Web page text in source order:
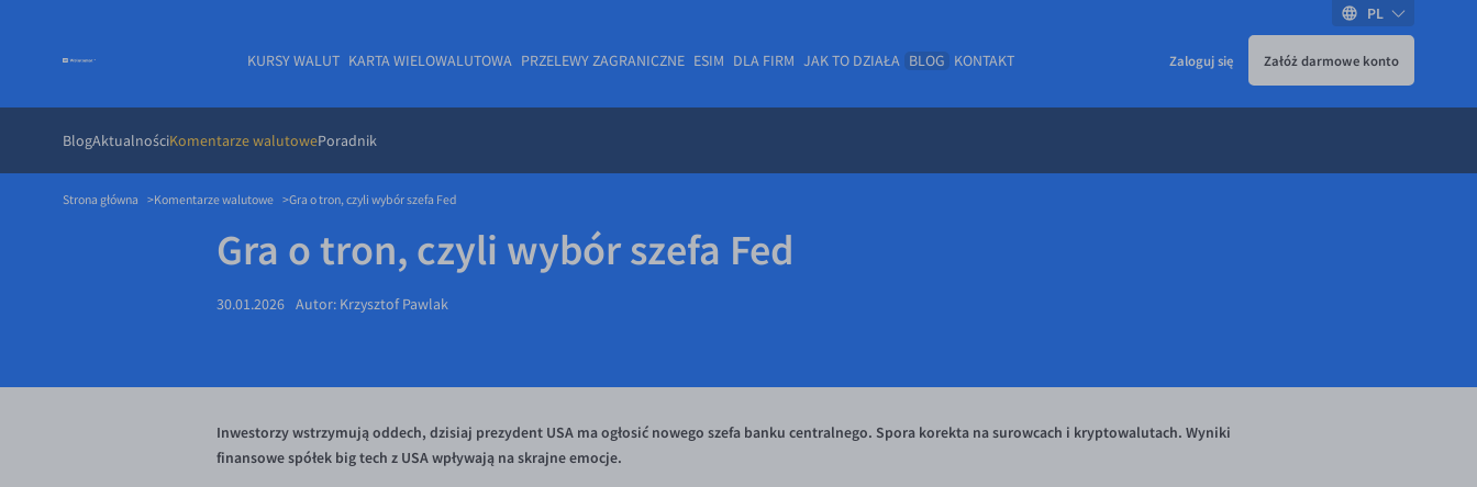
KURSY WALUT KARTA WIELOWALUTOWA PRZELEWY ZAGRANICZNE ESIM DLA FIRM JAK TO DZIAŁA BLOG
BlogAktualnościKomentarze walutowePoradnik
KONTAKT Zaloguj się Załóż darmowe konto
PL
Strona główna Komentarze walutowe Gra o tron, czyli wybór szefa Fed
Gra o tron, czyli wybór szefa Fed
30.01.2026 Autor: Krzysztof Pawlak
Inwestorzy wstrzymują oddech, dzisiaj prezydent USA ma ogłosić nowego szefa banku centralnego. Spora korekta na surowcach i kryptowalutach. Wyniki
finansowe spółek big tech z USA wpływają na skrajne emocje.